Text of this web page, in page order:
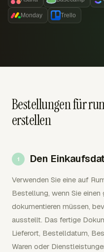
Monday Trello
Bestellungen für
erstellen
Den
Verwenden Sie eine auf
Bestellung, wenn Sie einen
dokumentieren müssen,
ausstellt. Das fertige
Lieferort, Bestelldatum,
Waren oder